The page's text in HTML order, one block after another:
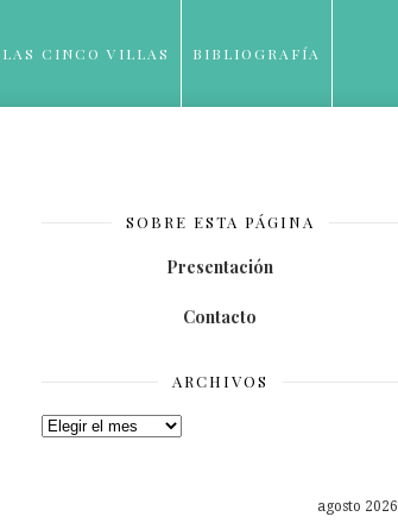
CINCO VILLAS BIBLIOGRAFÍA
SOBRE ESTA PÁGINA
Presentación
Contacto
ARCHIVOS
Archivos
agosto 2026